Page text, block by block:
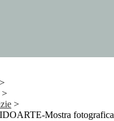
>
>
>
Mostra fotografica